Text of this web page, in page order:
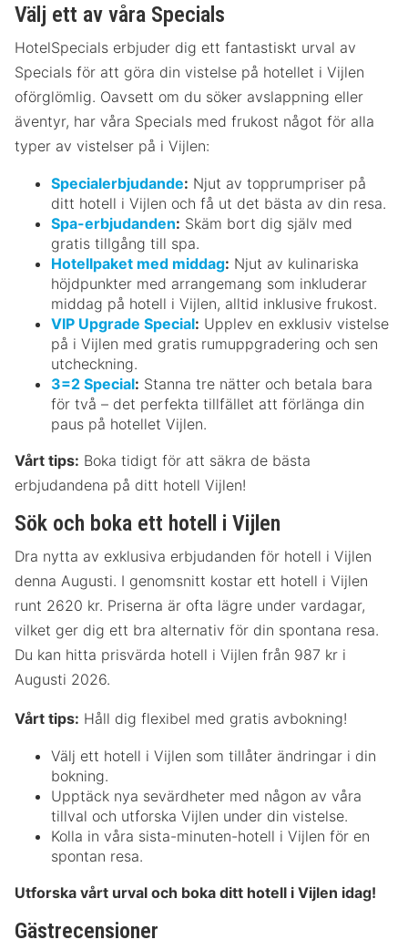
Välj ett av våra Specials
HotelSpecials erbjuder dig ett fantastiskt urval av
Specials för att göra din vistelse på hotellet i Vijlen
oförglömlig. Oavsett om du söker avslappning eller
äventyr, har våra Specials med frukost något för alla
typer av vistelser på i Vijlen:
Specialerbjudande: Njut av topprumpriser på
ditt hotell i Vijlen och få ut det bästa av din resa.
Spa-erbjudanden: Skäm bort dig själv med
gratis tillgång till spa.
Hotellpaket med middag: Njut av kulinariska
höjdpunkter med arrangemang som inkluderar
middag på hotell i Vijlen, alltid inklusive frukost.
VIP Upgrade Special: Upplev en exklusiv vistelse
på i Vijlen med gratis rumuppgradering och sen
utcheckning.
3=2 Special: Stanna tre nätter och betala bara
för två – det perfekta tillfället att förlänga din
paus på hotellet Vijlen.
Vårt tips: Boka tidigt för att säkra de bästa
erbjudandena på ditt hotell Vijlen!
Sök och boka ett hotell i Vijlen
Dra nytta av exklusiva erbjudanden för hotell i Vijlen
denna Augusti. I genomsnitt kostar ett hotell i Vijlen
runt 2620 kr. Priserna är ofta lägre under vardagar,
vilket ger dig ett bra alternativ för din spontana resa.
Du kan hitta prisvärda hotell i Vijlen från 987 kr i
Augusti 2026.
Vårt tips: Håll dig flexibel med gratis avbokning!
Välj ett hotell i Vijlen som tillåter ändringar i din
bokning.
Upptäck nya sevärdheter med någon av våra
tillval och utforska Vijlen under din vistelse.
Kolla in våra sista-minuten-hotell i Vijlen för en
spontan resa.
Utforska vårt urval och boka ditt hotell i Vijlen idag!
Gästrecensioner